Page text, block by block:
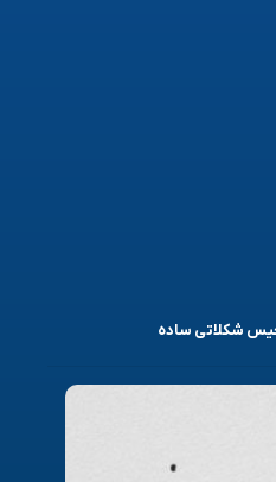
شکلاتی ساده